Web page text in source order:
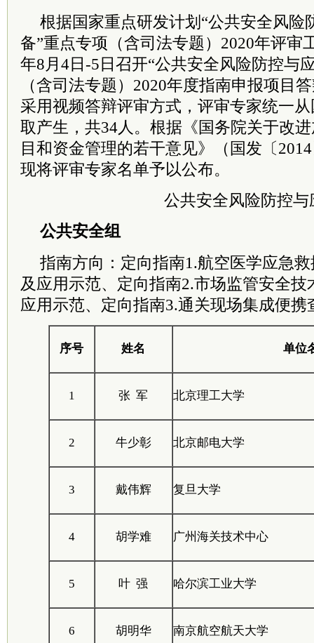
根据国家重点研发计划“公共安全风险
备”重点专项（含司法专题）2020年评审
年8月4日-5日召开“公共安全风险防控与
（含司法专题）2020年度指南申报项目
采用视频答辩评审方式，评审专家统一
取产生，共34人。根据《国务院关于改
目和资金管理的若干意见》（国发〔
现将评审专家名单予以公布。
公共安全风险防控
公共安全组
指南方向：定向指南1.航空医学应急
及应用示范、定向指南2.市场监管安全
应用示范、定向指南3.通关现场集成便
序号 姓名 单位
1 张 军 北京理工大学
2 牛少彰 北京邮电大学
3 戴伟辉 复旦大学
4 胡学难 广州海关技术中心
5 叶 强 哈尔滨工业大学
6 胡明华 南京航空航天大学